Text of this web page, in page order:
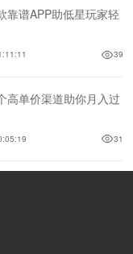
靠谱APP助低星玩家轻
39
高单价渠道助你月入过
31